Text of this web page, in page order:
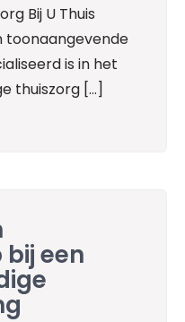
Bij U Thuis
toonaangevende
is in het
thuiszorg […]
een